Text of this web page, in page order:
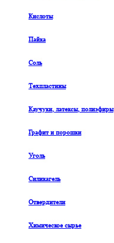
Кислоты
Пайка
Соль
Техпластины
Каучуки, латексы, полиэфиры
Графит и порошки
Уголь
Силикагель
Отвердители
Химическое сырье